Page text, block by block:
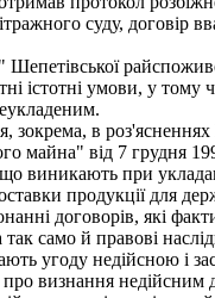
суду, договір
істотні умови, у
зокрема, в
майна" від 7 грудня
при
продукції для
договорів, які
само й правові
угоду недійсною і
визнання недійсним